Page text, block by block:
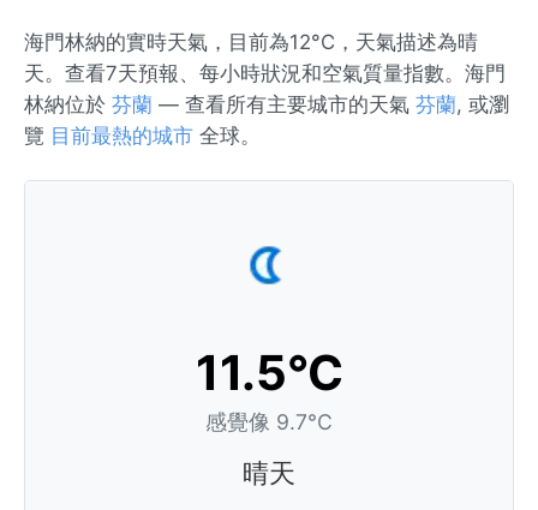
海門林納的實時天氣，目前為12°C，天氣描述為晴
天。查看7天預報、每小時狀況和空氣質量指數。海門
林納位於 芬蘭 — 查看所有主要城市的天氣 芬蘭, 或瀏
覽 目前最熱的城市 全球。
11.5°C
感覺像 9.7°C
晴天